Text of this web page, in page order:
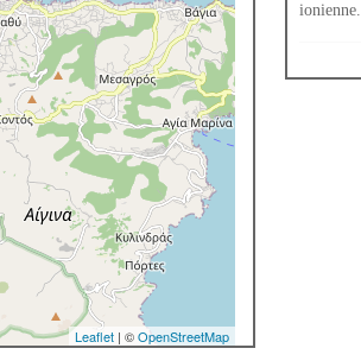
Leaflet| ©OpenStreetMap
ionienne.